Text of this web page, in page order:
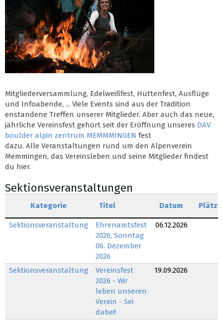
Mitgliederversammlung, Edelweißfest, Hüttenfest, Ausflüge
und Infoabende, ... Viele Events sind aus der Tradition
enstandene Treffen unserer Mitglieder. Aber auch das neue,
jährliche Vereinsfest gehört seit der Eröffnung unseres DAV
boulder alpin zentrum MEMMMINGEN fest
dazu. Alle Veranstaltungen rund um den Alpenverein
Memmingen, das Vereinsleben und seine Mitglieder findest
du hier.
Sektionsveranstaltungen
Kategorie Titel Datum Plätze
Sektionsveranstaltung
Ehrenamtsfest
2026, Sonntag
06. Dezember
2026
06.12.2026
Sektionsveranstaltung
Vereinsfest
2026 - Wir
leben unseren
Verein - Sei
dabei!
19.09.2026